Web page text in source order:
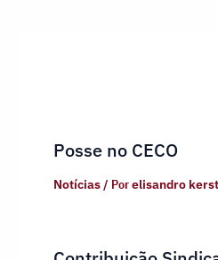
Posse no CECO
Notícias/ Porelisandro